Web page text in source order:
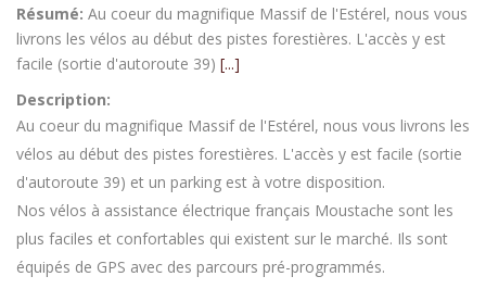
Résumé: Au coeur du magnifique Massif de l'Estérel, nous vous
livrons les vélos au début des pistes forestières. L'accès y est
facile (sortie d'autoroute 39) [...]
Description:
Au coeur du magnifique Massif de l'Estérel, nous vous livrons les
vélos au début des pistes forestières. L'accès y est facile (sortie
d'autoroute 39) et un parking est à votre disposition.
Nos vélos à assistance électrique français Moustache sont les
plus faciles et confortables qui existent sur le marché. Ils sont
équipés de GPS avec des parcours pré-programmés.